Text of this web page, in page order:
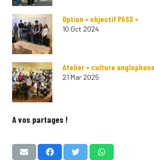
Option « objectif PASS »
10 Oct 2024
Atelier « culture
21 Mar 2025
A vos partages !